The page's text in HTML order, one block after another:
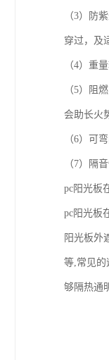
（3）防
穿过，及
（4）重
（5）阻
会助长火
（6）可
（7）隔
pc阳光板
pc阳光板
阳光板外
等,常见的
够隔热通